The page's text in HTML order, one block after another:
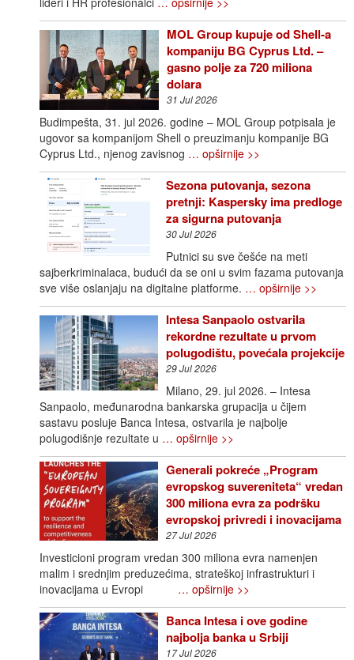
MOL Group kupuje od Shell-a
kompaniju BG Cyprus Ltd. –
gasno polje za 720 miliona
dolara
31 Jul 2026
Budimpešta, 31. jul 2026. godine – MOL Group potpisala je
ugovor sa kompanijom Shell o preuzimanju kompanije BG
Cyprus Ltd., njenog zavisnog … opširnije >>
Sezona putovanja, sezona
pretnji: Kaspersky ima predloge
za sigurna putovanja
30 Jul 2026
Putnici su sve češće na meti
sajberkriminalaca, budući da se oni u svim fazama putovanja
sve više oslanjaju na digitalne platforme. … opširnije >>
Intesa Sanpaolo ostvarila
rekordne rezultate u prvom
polugodištu, povećala projekcije
29 Jul 2026
Milano, 29. jul 2026. – Intesa
Sanpaolo, međunarodna bankarska grupacija u čijem
sastavu posluje Banca Intesa, ostvarila je najbolje
polugodišnje rezultate u … opširnije >>
Generali pokreće „Program
evropskog suvereniteta“ vredan
300 miliona evra za podršku
evropskoj privredi i inovacijama
27 Jul 2026
Investicioni program vredan 300 miliona evra namenjen
malim i srednjim preduzećima, strateškoj infrastrukturi i
inovacijama u Evropi … opširnije >>
Banca Intesa i ove godine
najbolja banka u Srbiji
17 Jul 2026